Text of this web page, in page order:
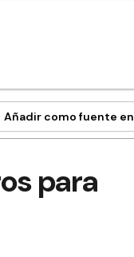
Añadir como fuente en
para